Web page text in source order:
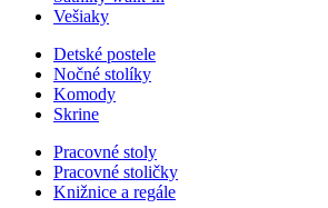
Vešiaky
Detské postele
Nočné stolíky
Komody
Skrine
Pracovné stoly
Pracovné stoličky
Knižnice a regále